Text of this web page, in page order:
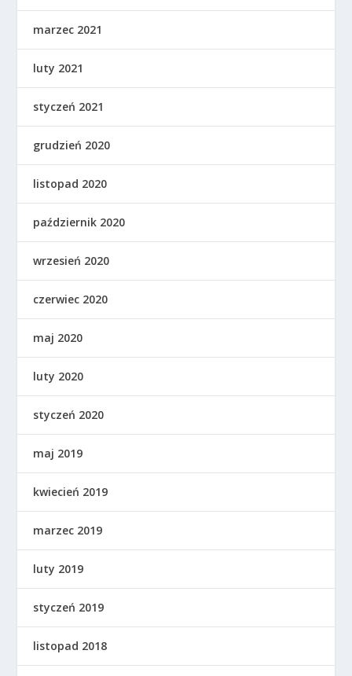
marzec 2021
luty 2021
styczeń 2021
grudzień 2020
listopad 2020
październik 2020
wrzesień 2020
czerwiec 2020
maj 2020
luty 2020
styczeń 2020
maj 2019
kwiecień 2019
marzec 2019
luty 2019
styczeń 2019
listopad 2018